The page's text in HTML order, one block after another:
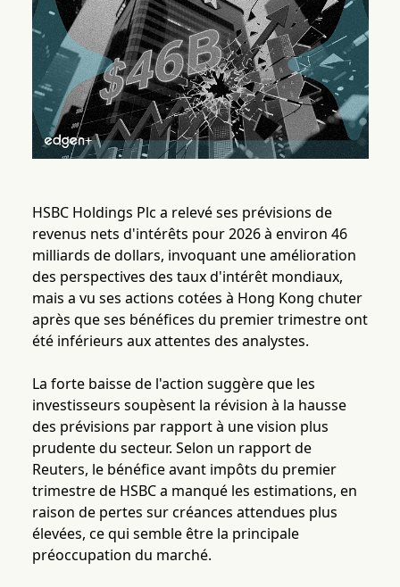
HSBC Holdings Plc a relevé ses prévisions de
revenus nets d'intérêts pour 2026 à environ 46
milliards de dollars, invoquant une amélioration
des perspectives des taux d'intérêt mondiaux,
mais a vu ses actions cotées à Hong Kong chuter
après que ses bénéfices du premier trimestre ont
été inférieurs aux attentes des analystes.
La forte baisse de l'action suggère que les
investisseurs soupèsent la révision à la hausse
des prévisions par rapport à une vision plus
prudente du secteur. Selon un rapport de
Reuters, le bénéfice avant impôts du premier
trimestre de HSBC a manqué les estimations, en
raison de pertes sur créances attendues plus
élevées, ce qui semble être la principale
préoccupation du marché.